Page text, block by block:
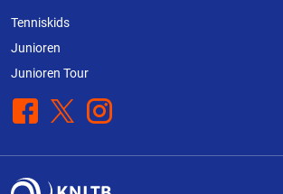
Tenniskids
Junioren
Junioren Tour
Facebook
X Instagram